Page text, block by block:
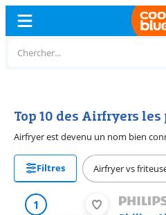
Top 10 des Airfryers
Filtres Airfryer vs
1